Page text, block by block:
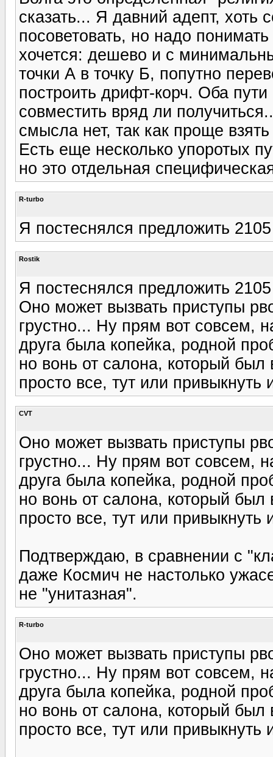
сказать... Я давний адепт, хоть
посоветовать, но надо
хочется: дешево и с
точки А в точку Б, попутно
построить дрифт-корч. Оба
совместить вряд ли
смысла нет, так как проще
Есть еще несколько упоротых
но это отдельная
R-turbo
Я постеснялся предложить
Rostik
Я постеснялся предложить
Оно может вызвать приступы
грустно... Ну прям вот совсем,
друга была копейка, родной
но вонь от салона, который
просто все, тут или привыкнуть
CVT
Оно может вызвать приступы
грустно... Ну прям вот совсем,
друга была копейка, родной
но вонь от салона, который
просто все, тут или привыкнуть
Подтверждаю, в сравнении с
даже Космич не настолько
не "унитазная".
R-turbo
Оно может вызвать приступы
грустно... Ну прям вот совсем,
друга была копейка, родной
но вонь от салона, который
просто все, тут или привыкнуть